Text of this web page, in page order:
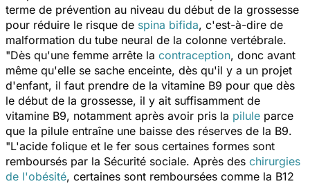
terme de prévention au niveau du début de la grossesse
pour réduire le risque de spina bifida, c'est-à-dire de
malformation du tube neural de la colonne vertébrale.
"Dès qu'une femme arrête la contraception, donc avant
même qu'elle se sache enceinte, dès qu'il y a un projet
d'enfant, il faut prendre de la vitamine B9 pour que dès
le début de la grossesse, il y ait suffisamment de
vitamine B9, notamment après avoir pris la pilule parce
que la pilule entraîne une baisse des réserves de la B9.
"L'acide folique et le fer sous certaines formes sont
remboursés par la Sécurité sociale. Après des chirurgies
de l'obésité, certaines sont remboursées comme la B12